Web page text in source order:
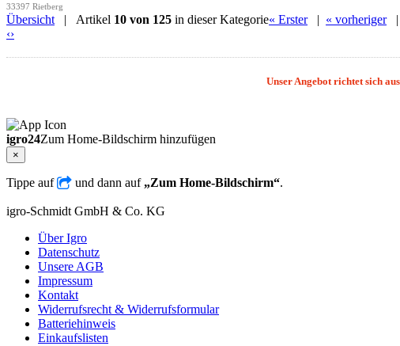
33397 Rietberg
Übersicht | Artikel 10 von 125 in dieser Kategorie« Erster| « vorheriger|
‹›
Unser Angebot richtet sich
igro24Zum Home-Bildschirm hinzufügen
×
Tippe auf und dann auf „Zum Home-Bildschirm“.
igro-Schmidt GmbH & Co. KG
Über Igro
Datenschutz
Unsere AGB
Impressum
Kontakt
Widerrufsrecht & Widerrufsformular
Batteriehinweis
Einkaufslisten